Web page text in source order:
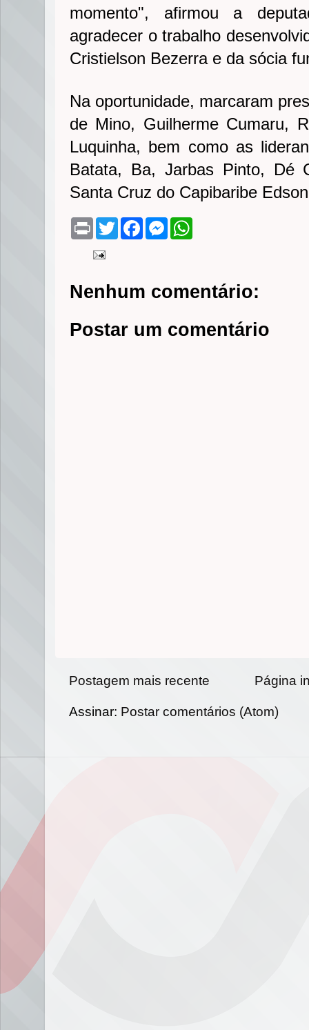
momento", afirmou a
agradecer o trabalho
Cristielson Bezerra e da sócia
Na oportunidade, marcaram
de Mino, Guilherme Cumaru,
Luquinha, bem como as
Batata, Ba, Jarbas Pinto, Dé
Santa Cruz do Capibaribe
P
n
T
w
r
F
o
k
M
g
e
p
p
Nenhum comentário:
Postar um comentário
Postagem mais recente Página
Assinar: Postar comentários (Atom)